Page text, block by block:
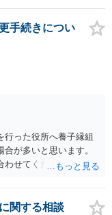
かといった、これまで
くとよいでしょう。
れの収入に応じて負担
臨時に必要となった医
た条項と読むのが自然
験費用などの教育費に
請求できる」とまで
学費用をどこまで負
、子どもの年齢、大
ます。公正証書の他
に定められている
「進学費用」に関する
えられます。
手続きについ
行った役所へ養子縁組
が多いと思います。
わせてください。
関する相談